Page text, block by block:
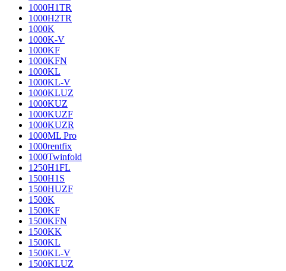
1000H1TR
1000H2TR
1000K
1000K-V
1000KF
1000KFN
1000KL
1000KL-V
1000KLUZ
1000KUZ
1000KUZF
1000KUZR
1000ML Pro
1000rentfix
1000Twinfold
1250H1FL
1500H1S
1500HUZF
1500K
1500KF
1500KFN
1500KK
1500KL
1500KL-V
1500KLUZ